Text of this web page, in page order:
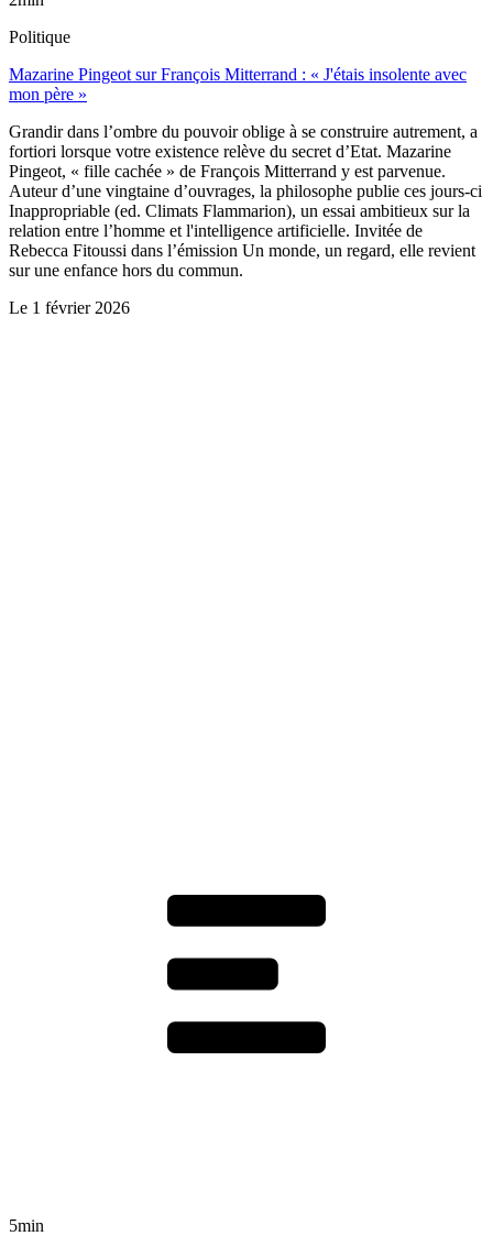
Politique
Mazarine Pingeot sur François Mitterrand : « J'étais insolente avec
mon père »
Grandir dans l’ombre du pouvoir oblige à se construire autrement, a
fortiori lorsque votre existence relève du secret d’Etat. Mazarine
Pingeot, « fille cachée » de François Mitterrand y est parvenue.
Auteur d’une vingtaine d’ouvrages, la philosophe publie ces jours-ci
Inappropriable (ed. Climats Flammarion), un essai ambitieux sur la
relation entre l’homme et l'intelligence artificielle. Invitée de
Rebecca Fitoussi dans l’émission Un monde, un regard, elle revient
sur une enfance hors du commun.
Le 1 février 2026
5min